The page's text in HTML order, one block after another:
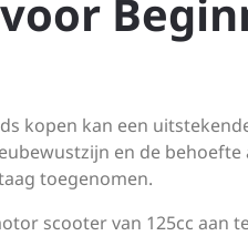
kopen kan een
en de
toegenomen.
scooter van 125cc aan